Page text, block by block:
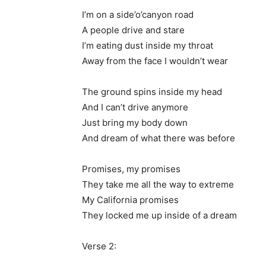
I’m on a side’o’canyon road
A people drive and stare
I’m eating dust inside my throat
Away from the face I wouldn’t wear
The ground spins inside my head
And I can’t drive anymore
Just bring my body down
And dream of what there was before
Promises, my promises
They take me all the way to extreme
My California promises
They locked me up inside of a dream
Verse 2: